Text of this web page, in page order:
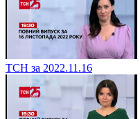
ТСН за 2022.11.16